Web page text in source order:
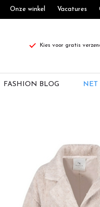
Onze winkel Vacatures
Kies voor gratis
FASHION BLOG